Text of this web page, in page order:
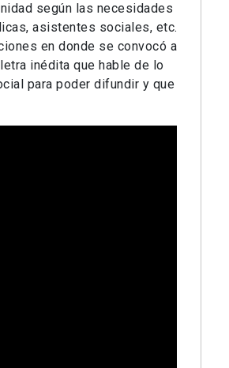
según las necesidades
asistentes sociales, etc.
en donde se convocó a
inédita que hable de lo
para poder difundir y que